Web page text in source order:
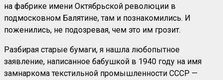
на фабрике имени Октябрьской революции в
подмосковном Балятине, там и познакомились. И
поженились, не подозревая, чем это им грозит.
Разбирая старые бумаги, я нашла любопытное
заявление, написанное бабушкой в 1940 году на имя
замнаркома текстильной промышленности СССР —